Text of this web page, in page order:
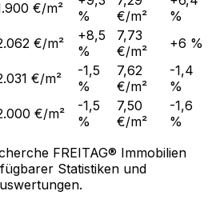
€/m²
%
€/m²
%
€/m²
+8,5
%
7,73
€/m²
+6 %
€/m²
-1,5
%
7,62
€/m²
-1,4
%
€/m²
-1,5
%
7,50
€/m²
-1,6
%
FREITAG® Immobilien
Statistiken und